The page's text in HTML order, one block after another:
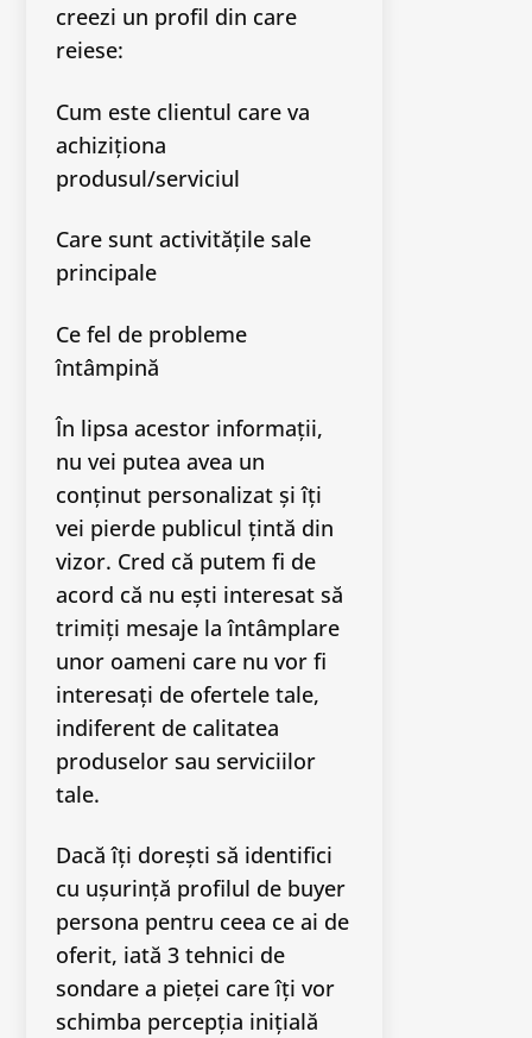
creezi un profil din care
reiese:
Cum este clientul care va
achiziționa
produsul/serviciul
Care sunt activitățile sale
principale
Ce fel de probleme
întâmpină
În lipsa acestor informații,
nu vei putea avea un
conținut personalizat și îți
vei pierde publicul țintă din
vizor. Cred că putem fi de
acord că nu ești interesat să
trimiți mesaje la întâmplare
unor oameni care nu vor fi
interesați de ofertele tale,
indiferent de calitatea
produselor sau serviciilor
tale.
Dacă îți dorești să identifici
cu ușurință profilul de buyer
persona pentru ceea ce ai de
oferit, iată 3 tehnici de
sondare a pieței care îți vor
schimba percepția inițială